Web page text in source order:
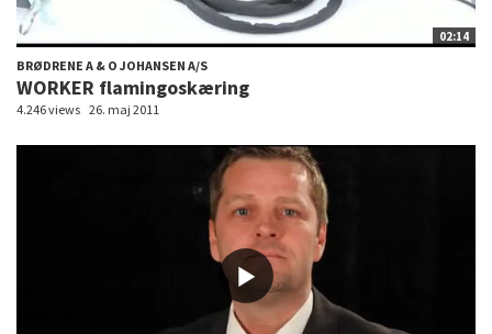
02:14
BRØDRENE A & O JOHANSEN A/S
WORKER flamingoskæring
4.246 views 26. maj 2011